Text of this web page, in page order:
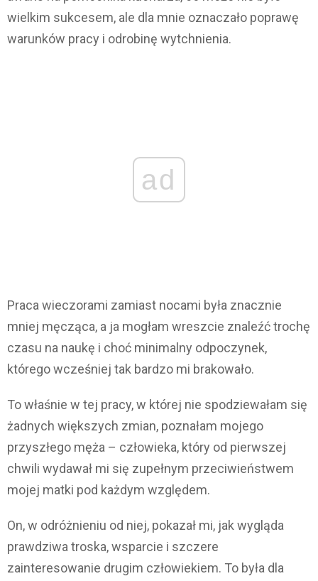
wielkim sukcesem, ale dla mnie oznaczało poprawę
warunków pracy i odrobinę wytchnienia.
ad
Praca wieczorami zamiast nocami była znacznie
mniej męcząca, a ja mogłam wreszcie znaleźć trochę
czasu na naukę i choć minimalny odpoczynek,
którego wcześniej tak bardzo mi brakowało.
To właśnie w tej pracy, w której nie spodziewałam się
żadnych większych zmian, poznałam mojego
przyszłego męża – człowieka, który od pierwszej
chwili wydawał mi się zupełnym przeciwieństwem
mojej matki pod każdym względem.
On, w odróżnieniu od niej, pokazał mi, jak wygląda
prawdziwa troska, wsparcie i szczere
zainteresowanie drugim człowiekiem. To była dla